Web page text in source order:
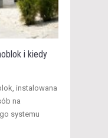
i kiedy
instalowana
na
systemu